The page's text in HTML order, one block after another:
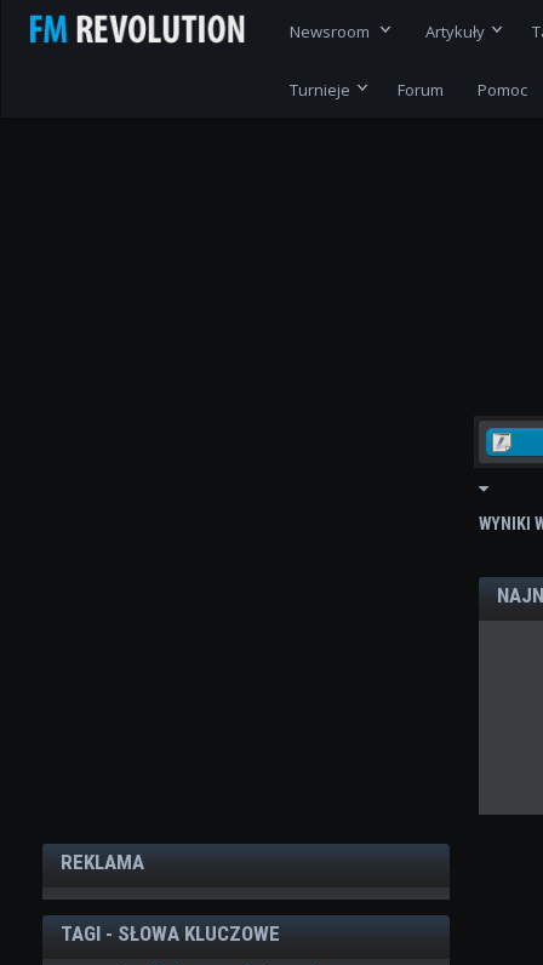
Newsroom Artykuły
Turnieje Forum Pomoc
WYNIKI
REKLAMA
TAGI - SŁOWA KLUCZOWE